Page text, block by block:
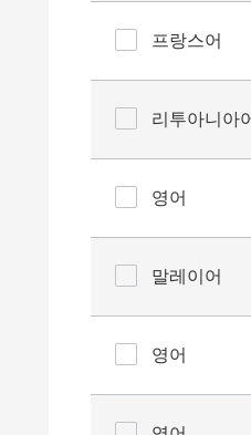
프랑스어
리투아니아
영어
말레이어
영어